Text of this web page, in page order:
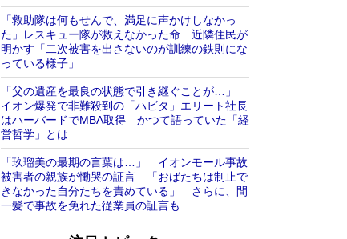
「救助隊は何もせんで、満足に声かけしなかっ
た」レスキュー隊が救えなかった命 近隣住民が
明かす「二次被害を出さないのが訓練の鉄則にな
っている様子」
「父の遺産を最良の状態で引き継ぐことが…」
イオン爆発で非難殺到の「ハビタ」エリート社長
はハーバードでMBA取得 かつて語っていた「経
営哲学」とは
「玖瑠美の最期の言葉は…」 イオンモール事故
被害者の親族が慟哭の証言 「おばたちは制止で
きなかった自分たちを責めている」 さらに、間
一髪で事故を免れた従業員の証言も